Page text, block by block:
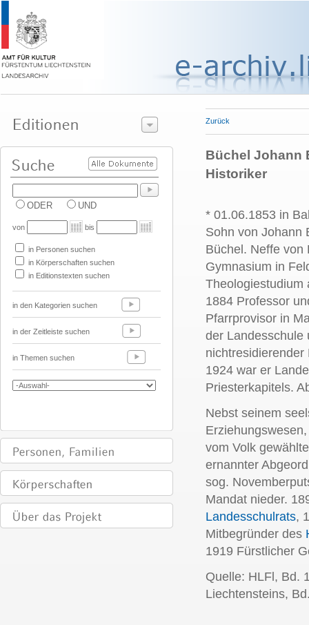
ODER UND
von bis
in Personen suchen
in Körperschaften suchen
in Editionstexten suchen
in den Kategorien suchen
in der Zeitleiste suchen
in Themen suchen
Zurück
Büchel Johann
Historiker
* 01.06.1853 in
Sohn von Johann
Büchel. Neffe
Gymnasium in
Theologiestudium
1884 Professor
Pfarrprovisor in
der Landesschule
1924 war er
Priesterkapitels.
Nebst seinem
vom Volk
ernannter
sog.
Mandat nieder.
Landesschulrats,
Mitbegründer des
1919 Fürstlicher
Quelle: HLFl, Bd.
Liechtensteins,